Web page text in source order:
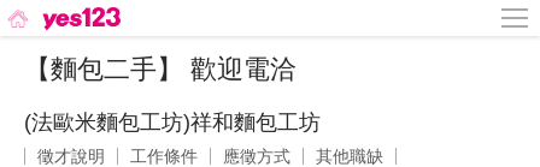
【麵包二手】 歡迎電洽
(法歐米麵包工坊)祥和麵包工坊
徵才說明 工作條件 應徵方式 其他職缺